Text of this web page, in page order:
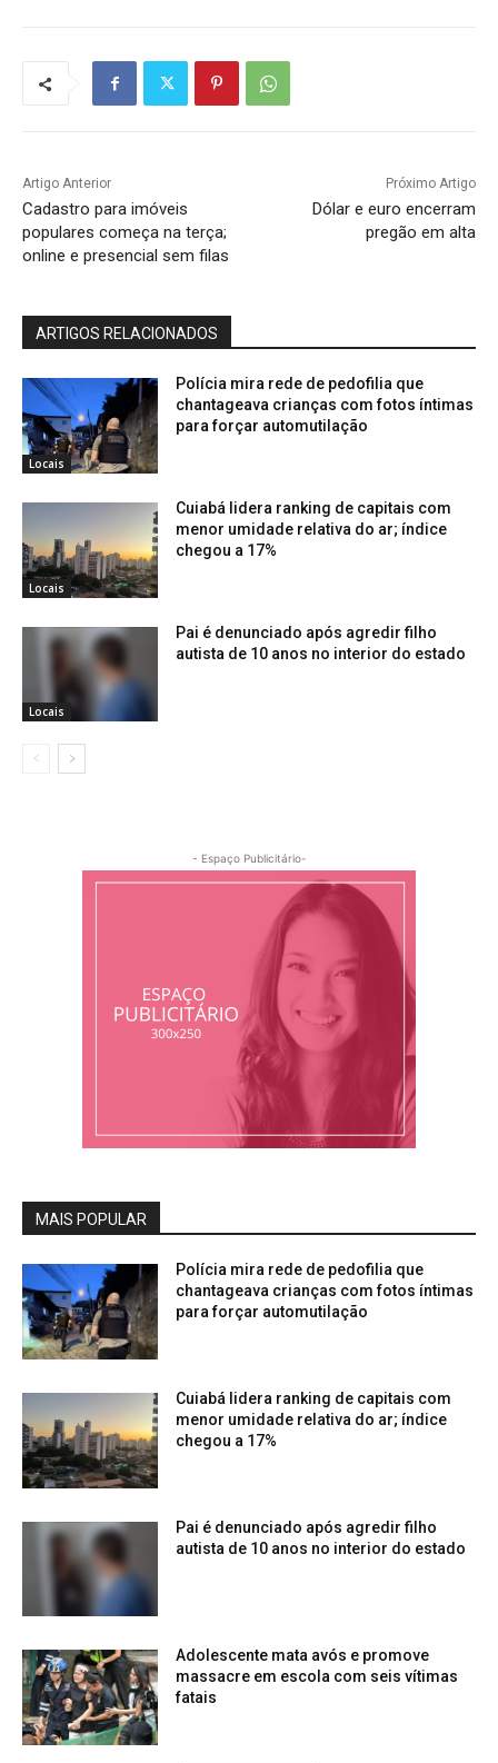
Artigo Anterior
Cadastro para imóveis
populares começa na terça;
online e presencial sem filas
Próximo Artigo
Dólar e euro encerram
pregão em alta
ARTIGOS RELACIONADOS
Locais
Polícia mira rede de pedofilia que
chantageava crianças com fotos íntimas
para forçar automutilação
Locais
Cuiabá lidera ranking de capitais com
menor umidade relativa do ar; índice
chegou a 17%
Locais
Pai é denunciado após agredir filho
autista de 10 anos no interior do estado
- Espaço Publicitário-
MAIS POPULAR
Polícia mira rede de pedofilia que
chantageava crianças com fotos íntimas
para forçar automutilação
Cuiabá lidera ranking de capitais com
menor umidade relativa do ar; índice
chegou a 17%
Pai é denunciado após agredir filho
autista de 10 anos no interior do estado
Adolescente mata avós e promove
massacre em escola com seis vítimas
fatais